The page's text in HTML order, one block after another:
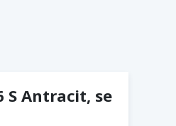
S Antracit, se